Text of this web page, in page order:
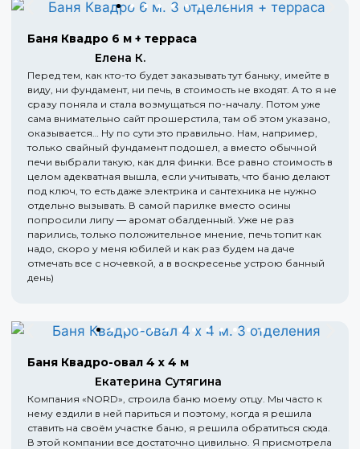
Баня Квадро 6 м + терраса
Елена К.
Перед тем, как кто-то будет заказывать тут баньку, имейте в
виду, ни фундамент, ни печь, в стоимость не входят. А то я не
сразу поняла и стала возмущаться по-началу. Потом уже
сама внимательно сайт прошерстила, там об этом указано,
оказывается… Ну по сути это правильно. Нам, например,
только свайный фундамент подошел, а вместо обычной
печи выбрали такую, как для финки. Все равно стоимость в
целом адекватная вышла, если учитывать, что баню делают
под ключ, то есть даже электрика и сантехника не нужно
отдельно вызывать. В самой парилке вместо осины
попросили липу — аромат обалденный. Уже не раз
парились, только положительное мнение, печь топит как
надо, скоро у меня юбилей и как раз будем на даче
отмечать все с ночевкой, а в воскресенье устрою банный
день)
Баня Квадро-овал 4 х 4 м
Екатерина Сутягина
Компания «NORD», строила баню моему отцу. Мы часто к
нему ездили в ней париться и поэтому, когда я решила
ставить на своём участке баню, я решила обратиться сюда.
В этой компании все достаточно цивильно. Я присмотрела